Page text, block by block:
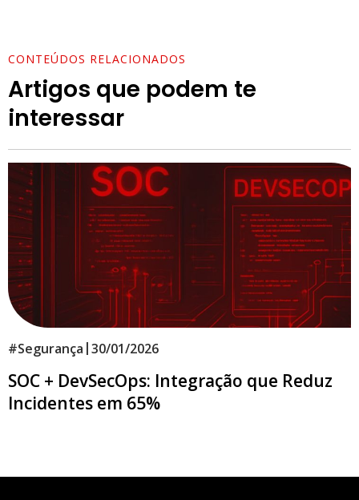
CONTEÚDOS RELACIONADOS
Artigos que podem te
interessar
#Segurança |30/01/2026
SOC + DevSecOps: Integração que Reduz
Incidentes em 65%